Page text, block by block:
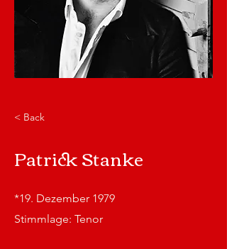
< Back
Patrick Stanke
*19. Dezember 1979
Stimmlage: Tenor